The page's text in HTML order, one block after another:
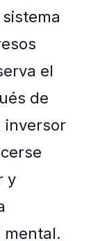
el
de
inversor
y
mental.